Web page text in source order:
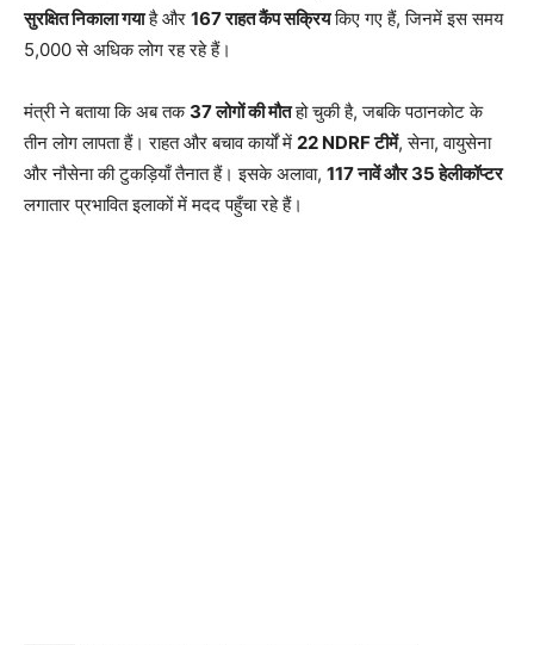
सुरक्षित निकाला गयाहै और 167 राहत कैंप सक्रियकिए गए हैं, जिनमें इस समय
5,000 से अधिक लोग रह रहे हैं।
मंत्री ने बताया कि अब तक 37 लोगों की मौतहो चुकी है, जबकि पठानकोट के
तीन लोग लापता हैं। राहत और बचाव कार्यों में 22 NDRF टीमें, सेना, वायुसेना
और नौसेना की टुकड़ियाँ तैनात हैं। इसके अलावा, 117 नावें और 35 हेलीकॉप्टर
लगातार प्रभावित इलाकों में मदद पहुँचा रहे हैं।